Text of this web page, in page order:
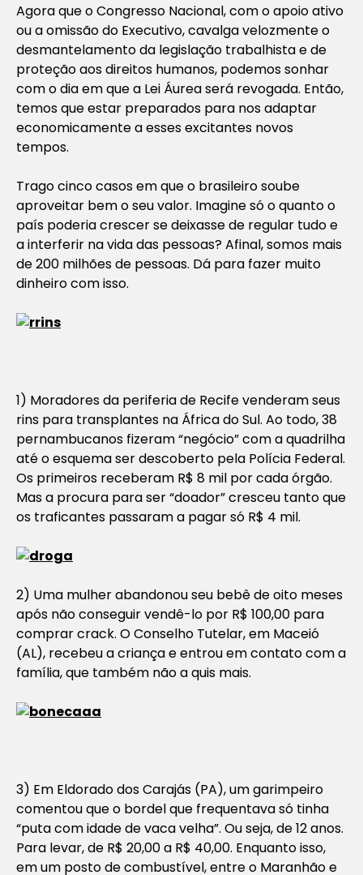
Agora que o Congresso Nacional, com o apoio ativo
ou a omissão do Executivo, cavalga velozmente o
desmantelamento da legislação trabalhista e de
proteção aos direitos humanos, podemos sonhar
com o dia em que a Lei Áurea será revogada. Então,
temos que estar preparados para nos adaptar
economicamente a esses excitantes novos
tempos.
Trago cinco casos em que o brasileiro soube
aproveitar bem o seu valor. Imagine só o quanto o
país poderia crescer se deixasse de regular tudo e
a interferir na vida das pessoas? Afinal, somos mais
de 200 milhões de pessoas. Dá para fazer muito
dinheiro com isso.
1) Moradores da periferia de Recife venderam seus
rins para transplantes na África do Sul. Ao todo, 38
pernambucanos fizeram “negócio” com a quadrilha
até o esquema ser descoberto pela Polícia Federal.
Os primeiros receberam R$ 8 mil por cada órgão.
Mas a procura para ser “doador” cresceu tanto que
os traficantes passaram a pagar só R$ 4 mil.
2) Uma mulher abandonou seu bebê de oito meses
após não conseguir vendê-lo por R$ 100,00 para
comprar crack. O Conselho Tutelar, em Maceió
(AL), recebeu a criança e entrou em contato com a
família, que também não a quis mais.
3) Em Eldorado dos Carajás (PA), um garimpeiro
comentou que o bordel que frequentava só tinha
“puta com idade de vaca velha”. Ou seja, de 12 anos.
Para levar, de R$ 20,00 a R$ 40,00. Enquanto isso,
em um posto de combustível, entre o Maranhão e